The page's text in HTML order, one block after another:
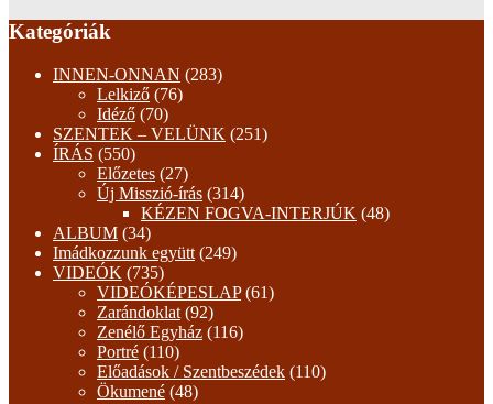
Kategóriák
INNEN-ONNAN (283)
Lelkiző (76)
Idéző (70)
SZENTEK – VELÜNK (251)
ÍRÁS (550)
Előzetes (27)
Új Misszió-írás (314)
KÉZEN FOGVA-INTERJÚK (48)
ALBUM (34)
Imádkozzunk együtt (249)
VIDEÓK (735)
VIDEÓKÉPESLAP(61)
Zarándoklat (92)
Zenélő Egyház (116)
Portré (110)
Előadások / Szentbeszédek (110)
Ökumené (48)